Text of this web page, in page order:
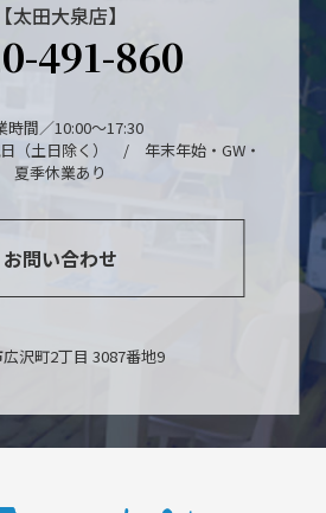
【太田大泉店】
491-860
時間／10:00～17:30
（土日除く） / 年末年始・GW・
夏季休業あり
お問い合わせ
沢町2丁目 3087番地9